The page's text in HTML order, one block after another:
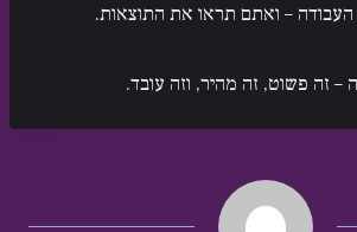
– ואתם תראו את התוצאות.
זה פשוט, זה מהיר, וזה עובד.